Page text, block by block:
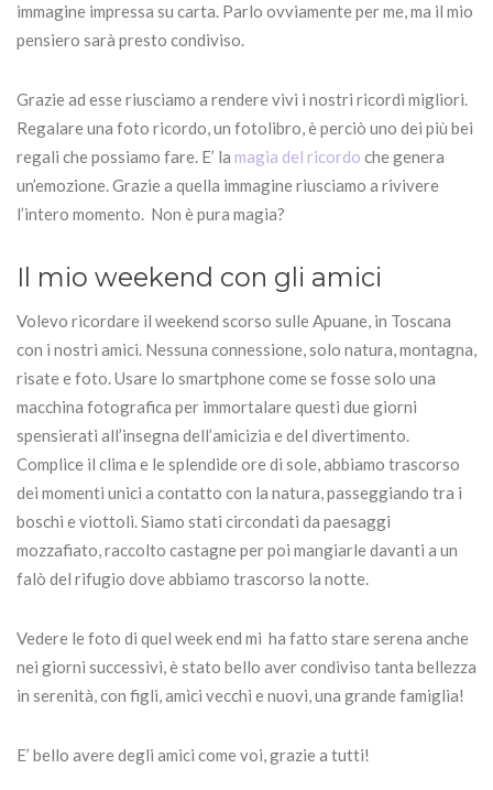
immagine impressa su carta. Parlo ovviamente per me, ma il mio
pensiero sarà presto condiviso.
Grazie ad esse riusciamo a rendere vivi i nostri ricordi migliori.
Regalare una foto ricordo, un fotolibro, è perciò uno dei più bei
regali che possiamo fare. E’ la magia del ricordo che genera
un’emozione. Grazie a quella immagine riusciamo a rivivere
l’intero momento. Non è pura magia?
Il mio weekend con gli amici
Volevo ricordare il weekend scorso sulle Apuane, in Toscana
con i nostri amici. Nessuna connessione, solo natura, montagna,
risate e foto. Usare lo smartphone come se fosse solo una
macchina fotografica per immortalare questi due giorni
spensierati all’insegna dell’amicizia e del divertimento.
Complice il clima e le splendide ore di sole, abbiamo trascorso
dei momenti unici a contatto con la natura, passeggiando tra i
boschi e viottoli. Siamo stati circondati da paesaggi
mozzafiato, raccolto castagne per poi mangiarle davanti a un
falò del rifugio dove abbiamo trascorso la notte.
Vedere le foto di quel week end mi ha fatto stare serena anche
nei giorni successivi, è stato bello aver condiviso tanta bellezza
in serenità, con figli, amici vecchi e nuovi, una grande famiglia!
E’ bello avere degli amici come voi, grazie a tutti!